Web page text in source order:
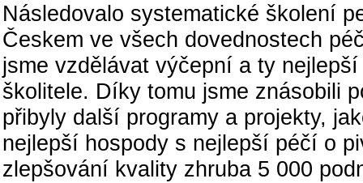
Následovalo systematické školení
Českem ve všech dovednostech
jsme vzdělávat výčepní a ty
školitele. Díky tomu jsme znásobili
přibyly další programy a projekty,
nejlepší hospody s nejlepší péčí o
zlepšování kvality zhruba 5 000